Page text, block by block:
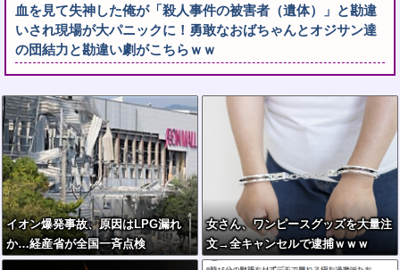
血を見て失神した俺が「殺人事件の被害者（遺体）」と勘違
いされ現場が大パニックに！勇敢なおばちゃんとオジサン達
の団結力と勘違い劇がこちらｗｗ
イオン爆発事故、原因はLPG漏れ
か…経産省が全国一斉点検
女さん、ワンピースグッズを大量注
文→全キャンセルで逮捕ｗｗｗ